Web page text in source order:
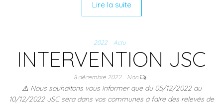
Lire la suite
2022 Actu
INTERVENTION JSC
8 décembre 2022 Non
⚠️ Nous souhaitons vous informer que du 05/12/2022 au
10/12/2022 JSC sera dans vos communes à faire des relevés de